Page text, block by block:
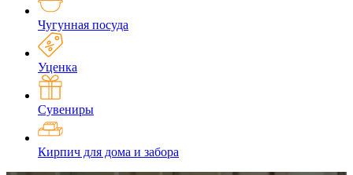
Чугунная посуда
Уценка
Сувениры
Кирпич для дома и забора